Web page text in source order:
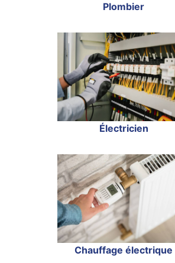
Plombier
Électricien
Chauffage électrique